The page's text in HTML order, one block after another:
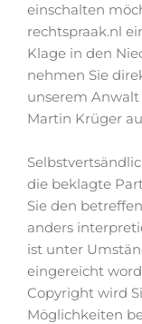
einschalten
rechtspraak.nl
Klage in den
nehmen Sie
unserem
Martin Krüger
die beklagte
Sie den
anders
ist unter
eingereicht
Copyright wird
Möglichkeiten